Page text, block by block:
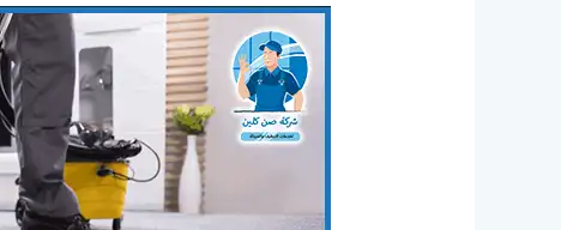
شركة
تنظيف
موكيت
بالدمام
ريال